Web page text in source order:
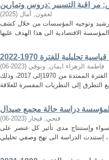
اقبة التسيير :دروس وتمارين
لعقون, أمال (
2025
)
وتوجيه المؤسسات من خلال كشف
للفترة 1970-2022
فاطمة الزهراء ايمان, ونوقي (
2023-06
)
تهدف هذه الدراسة الى إيجاد العلاقة بين النمو الاقتصادي والتضخم في الجزائر، خلال الفترة الممتدة من 1970إلى 2017، وذلك
للمؤسسة دراسة حالة مجمع صيدال
فتحي, قيجار (
2023-06
)
سواء وإستنتاج مدى تأثير كل عنصر على